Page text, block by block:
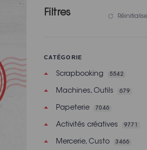
Filtres
CATÉGORIE
Scrapbooking 5542
Machines, Outils 679
Papeterie 7046
Activités créatives 9771
Mercerie, Custo 3466